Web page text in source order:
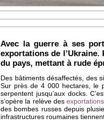
Avec la guerre à ses
exportations de
du pays, mettant à rude
Des bâtiments désaffectés, des
Sur près de 4 000 hectares, le
serpentent jusqu’aux docks.
s’opère la relève des
des bombes russes depuis
infrastructures roumaines